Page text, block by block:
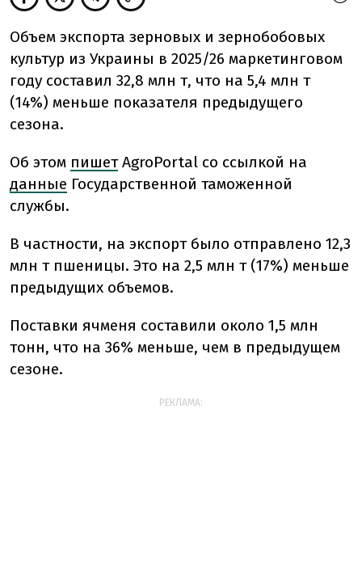
Объем экспорта зерновых и зернобобовых
культур из Украины в 2025/26 маркетинговом
году составил 32,8 млн т, что на 5,4 млн т
(14%) меньше показателя предыдущего
сезона.
Об этом пишет AgroPortal со ссылкой на
данные Государственной таможенной
службы.
В частности, на экспорт было отправлено 12,3
млн т пшеницы. Это на 2,5 млн т (17%) меньше
предыдущих объемов.
Поставки ячменя составили около 1,5 млн
тонн, что на 36% меньше, чем в предыдущем
сезоне.
РЕКЛАМА: